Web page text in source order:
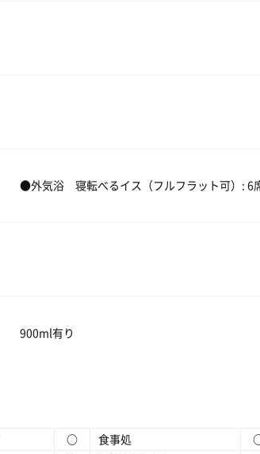
●外気浴 寝転べるイス（フルフラット可）:
900ml有り
○ 食事処